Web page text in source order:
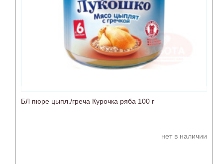
БЛ пюре цыпл./греча Курочка ряба 100 г
нет в наличии